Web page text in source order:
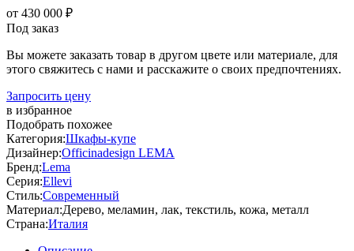
от 430 000 ₽
Под заказ
Вы можете заказать товар в другом цвете или материале, для
этого свяжитесь с нами и расскажите о своих предпочтениях.
Запросить цену
в избранное
Подобрать похожее
Категория:Шкафы-купе
Дизайнер:Officinadesign LEMA
Бренд:Lema
Серия:Ellevi
Стиль:Современный
Материал:Дерево, меламин, лак, текстиль, кожа, металл
Страна:Италия